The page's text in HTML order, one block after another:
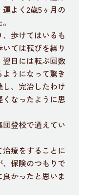
よく2歳5ヶ月の
歩けてはいるも
ては転びを繰り
日には転ぶ回数
うになって驚き
、完治したわけ
なったように思
登校で通えてい
療をすることに
保険のつもりで
かったと思いま